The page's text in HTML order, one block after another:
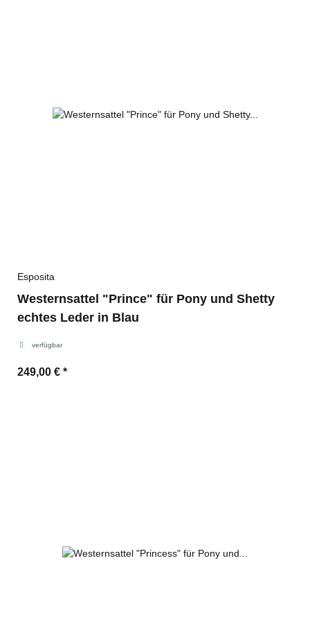
Esposita
Westernsattel "Prince" für Pony und Shetty
echtes Leder in Blau
verfügbar
249,00 € *